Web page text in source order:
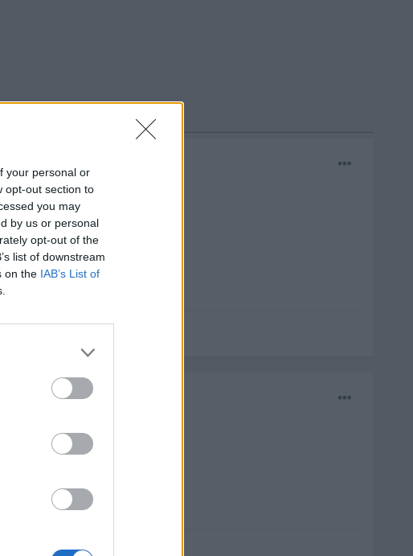
your personal or
opt-out section to
you may
by us or personal
opt-out of the
list of downstream
on the IAB’s List of